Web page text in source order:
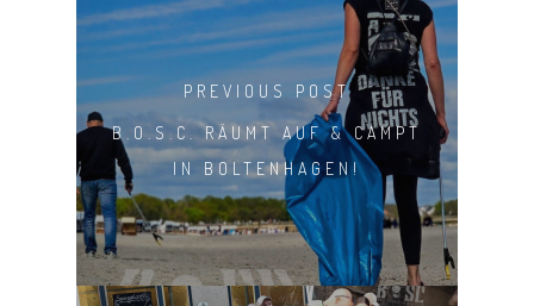
PREVIOUS POST
B.O.S.C. RÄUMT AUF & CAMPT
IN BOLTENHAGEN!